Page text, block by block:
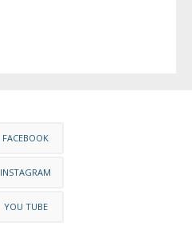
FACEBOOK
INSTAGRAM
YOU TUBE